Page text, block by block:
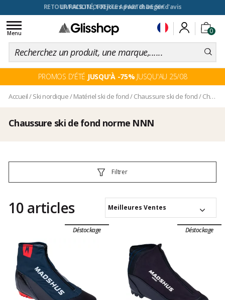
RETOUR FACILITÉ, 100 jours pour changer d'avis
0
Toggle
navigation
Menu
PROMOS D'ÉTÉ JUSQU'À -75% JUSQU'AU 25/08
Accueil/Ski nordique/Matériel ski de fond/Chaussure ski de fond/Chaussure ski de fond norme NNN
Chaussure ski de fond norme NNN
Filtrer
10 articles Meilleures Ventes
Déstockage Déstockage